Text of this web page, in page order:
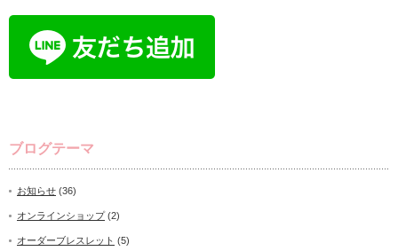
ブログテーマ
お知らせ (36)
オンラインショップ (2)
オーダーブレスレット (5)